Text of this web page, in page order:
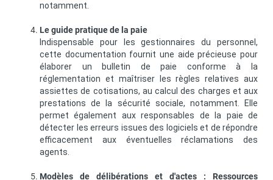
notamment.
Le guide pratique de la paie
Indispensable pour les gestionnaires du personnel,
cette documentation fournit une aide précieuse pour
élaborer un bulletin de paie conforme à la
réglementation et maîtriser les règles relatives aux
assiettes de cotisations, au calcul des charges et aux
prestations de la sécurité sociale, notamment. Elle
permet également aux responsables de la paie de
détecter les erreurs issues des logiciels et de répondre
efficacement aux éventuelles réclamations des
agents.
Modèles de délibérations et d'actes : Ressources